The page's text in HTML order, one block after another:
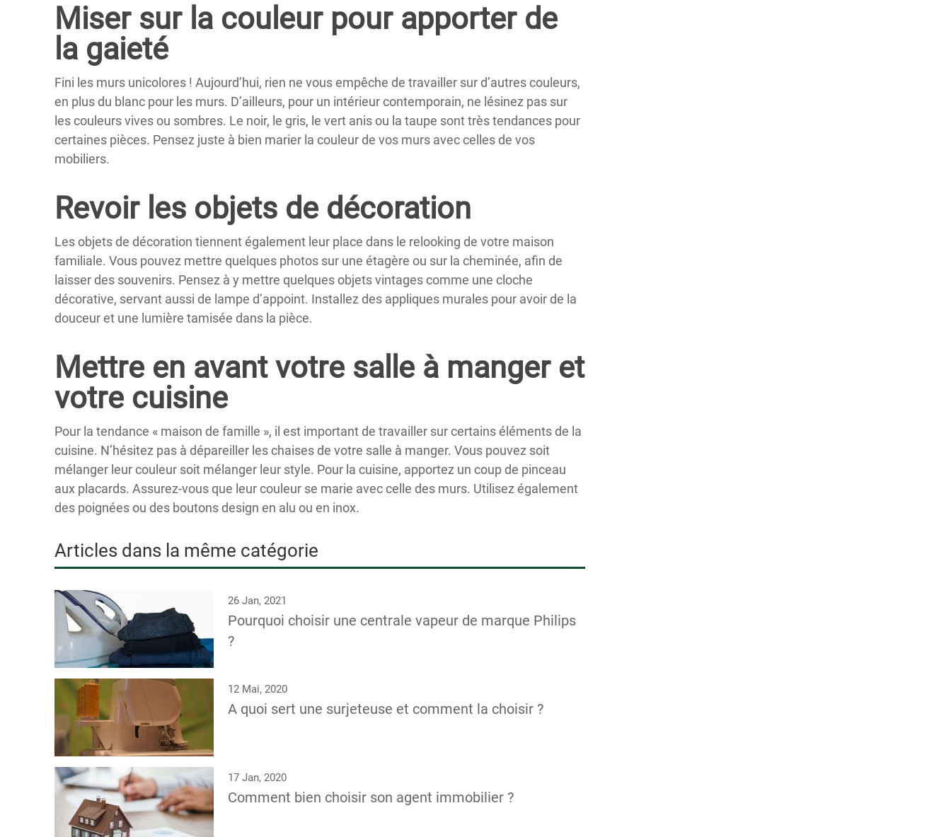
Miser sur la couleur pour apporter de
la gaieté
Fini les murs unicolores ! Aujourd’hui, rien ne vous empêche de travailler sur d’autres couleurs,
en plus du blanc pour les murs. D’ailleurs, pour un intérieur contemporain, ne lésinez pas sur
les couleurs vives ou sombres. Le noir, le gris, le vert anis ou la taupe sont très tendances pour
certaines pièces. Pensez juste à bien marier la couleur de vos murs avec celles de vos
mobiliers.
Revoir les objets de décoration
Les objets de décoration tiennent également leur place dans le relooking de votre maison
familiale. Vous pouvez mettre quelques photos sur une étagère ou sur la cheminée, afin de
laisser des souvenirs. Pensez à y mettre quelques objets vintages comme une cloche
décorative, servant aussi de lampe d’appoint. Installez des appliques murales pour avoir de la
douceur et une lumière tamisée dans la pièce.
Mettre en avant votre salle à manger et
votre cuisine
Pour la tendance « maison de famille », il est important de travailler sur certains éléments de la
cuisine. N’hésitez pas à dépareiller les chaises de votre salle à manger. Vous pouvez soit
mélanger leur couleur soit mélanger leur style. Pour la cuisine, apportez un coup de pinceau
aux placards. Assurez-vous que leur couleur se marie avec celle des murs. Utilisez également
des poignées ou des boutons design en alu ou en inox.
Articles dans la même catégorie
26 Jan, 2021
Pourquoi choisir une centrale vapeur de marque Philips
?
12 Mai, 2020
A quoi sert une surjeteuse et comment la choisir ?
17 Jan, 2020
Comment bien choisir son agent immobilier ?